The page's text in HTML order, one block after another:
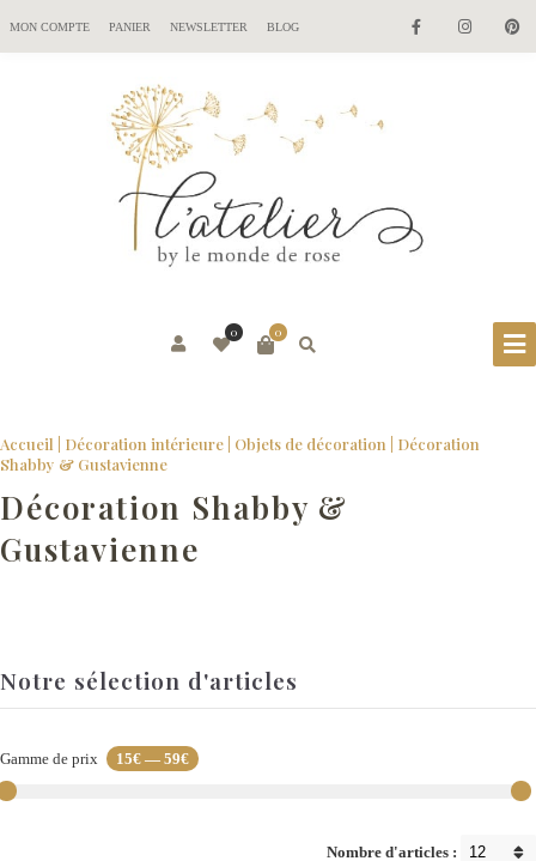
MON COMPTE PANIER NEWSLETTER BLOG
0
0
Accueil Décoration intérieure Objets de décoration | Décoration
Shabby & Gustavienne
Décoration Shabby &
Gustavienne
Notre sélection d'articles
Gamme de prix 15€ — 59€
Nombre d'articles :